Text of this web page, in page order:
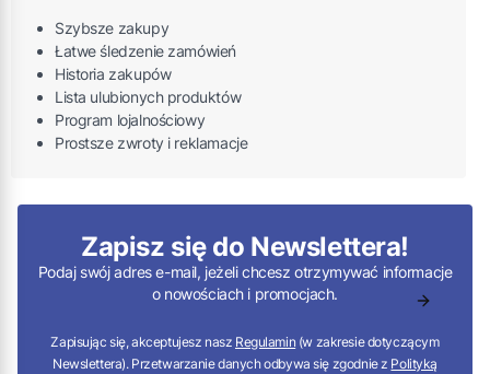
Szybsze zakupy
Łatwe śledzenie zamówień
Historia zakupów
Lista ulubionych produktów
Program lojalnościowy
Prostsze zwroty i reklamacje
Zapisz się do Newslettera!
Podaj swój adres e-mail, jeżeli chcesz otrzymywać informacje
o nowościach i promocjach.
Zapisując się, akceptujesz nasz Regulamin (w zakresie dotyczącym
Newslettera). Przetwarzanie danych odbywa się zgodnie z Polityką